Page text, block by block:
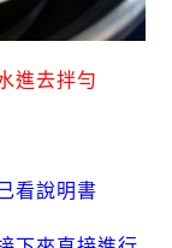
進去拌勻
看說明書